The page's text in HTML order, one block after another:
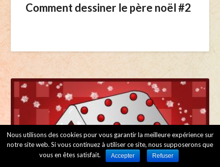
Comment dessiner le père noël #2
Nous utilisons des cookies pour vous garantir la meilleure expérience sur
notre site web. Si vous continuez à utiliser ce site, nous supposerons que
vous en êtes satisfait.
Accepter Refuser